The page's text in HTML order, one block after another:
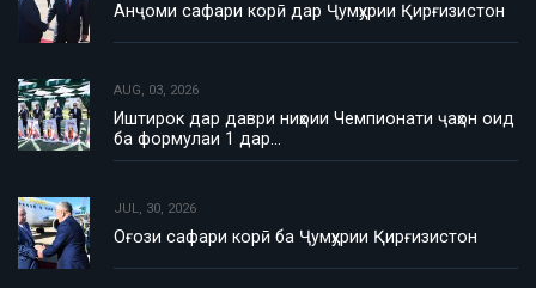
Анҷоми сафари корӣ дар Ҷумҳурии Қирғизистон
AUG, 03, 2026
Иштирок дар даври ниҳоии Чемпионати ҷаҳон оид
ба формулаи 1 дар…
JUL, 30, 2026
Оғози сафари корӣ ба Ҷумҳурии Қирғизистон